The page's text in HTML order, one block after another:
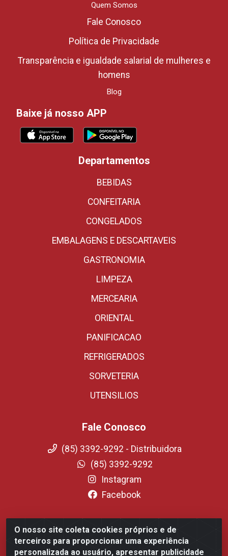
O nosso site coleta cookies próprios e de
terceiros para proporcionar uma experiência
personalizada ao usuário, apresentar publicidade
Quem Somos
Fale Conosco
Política de Privacidade
Transparência e igualdade salarial de mulheres e
homens
Blog
Baixe já nosso APP
Departamentos
BEBIDAS
CONFEITARIA
CONGELADOS
EMBALAGENS E DESCARTAVEIS
GASTRONOMIA
LIMPEZA
MERCEARIA
ORIENTAL
PANIFICACAO
REFRIGERADOS
SORVETERIA
UTENSILIOS
Fale Conosco
(85) 3392-9292 - Distribuidora
(85) 3392-9292
Instagram
Facebook
Fortali Distribuidora de Alimentos LTDA - Avenida
Tomaz Coelho, 1268 - Messejana, Fortaleza/CE - CEP